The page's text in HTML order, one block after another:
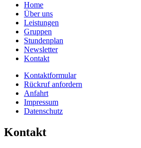
Home
Über uns
Leistungen
Gruppen
Stundenplan
Newsletter
Kontakt
Kontaktformular
Rückruf anfordern
Anfahrt
Impressum
Datenschutz
Kontakt